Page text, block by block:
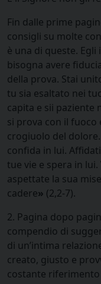
Fin dalle prime
consigli su molte
è una di queste.
bisogna avere
della prova. Stai
tu sia esaltato nei
capita e sii paziente
si prova con il fuoco
crogiuolo del
confida in lui.
tue vie e spera in
aspettate la sua
cadere» (2,2-7).
2. Pagina dopo
compendio di
di un’intima
creato, giusto e
costante